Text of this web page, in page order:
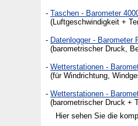
- Taschen - Barometer
(Luftgeschwindigkeit +
- Datenlogger - Barometer
(barometrischer Druck,
- Wetterstationen -
(für Windrichtung,
- Wetterstationen -
(barometrischer Druck +
Hier sehen Sie die